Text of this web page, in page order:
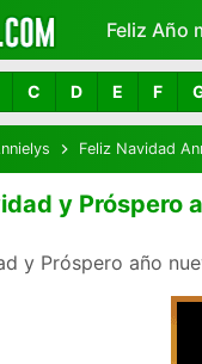
Feliz Año
Más
C D E F
Feliz Navidad
y Próspero
y Próspero año